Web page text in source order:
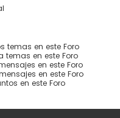
temas en este Foro
temas en este Foro
en este Foro
en este Foro
en este Foro